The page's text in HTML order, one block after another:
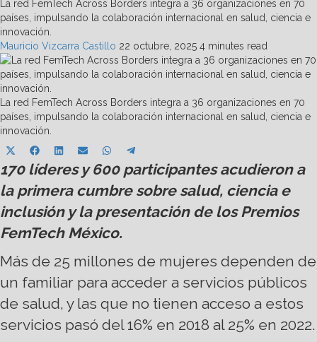
La red FemTech Across Borders integra a 36 organizaciones en 70
países, impulsando la colaboración internacional en salud, ciencia e
innovación.
Mauricio Vizcarra Castillo 22 octubre, 2025 4 minutes read
La red FemTech Across Borders integra a 36 organizaciones en 70
países, impulsando la colaboración internacional en salud, ciencia e
innovación.
Share
on
(Twitter)
Share
on
Facebook
Share
on
LinkedInShare
on
Email
Share
on
WhatsApp
on
170 líderes y 600 participantes acudieron a
la primera cumbre sobre salud, ciencia e
inclusión y la presentación de los Premios
FemTech México.
Más de 25 millones de mujeres dependen de
un familiar para acceder a servicios públicos
de salud, y las que no tienen acceso a estos
servicios pasó del 16% en 2018 al 25% en 2022.